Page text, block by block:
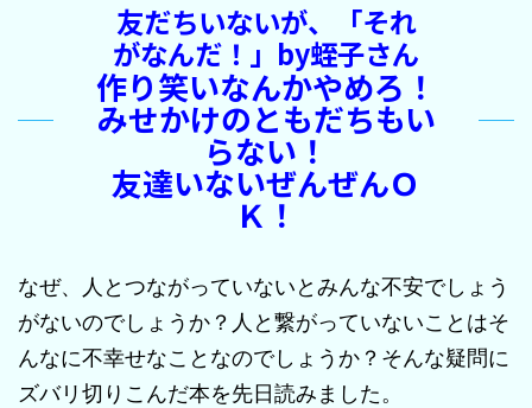
友だちいないが、「それ
がなんだ！」by蛭子さん
作り笑いなんかやめろ！
みせかけのともだちもい
らない！
友達いないぜんぜんＯ
Ｋ！
なぜ、人とつながっていないとみんな不安でしょう
がないのでしょうか？人と繋がっていないことはそ
んなに不幸せなことなのでしょうか？そんな疑問に
ズバリ切りこんだ本を先日読みました。